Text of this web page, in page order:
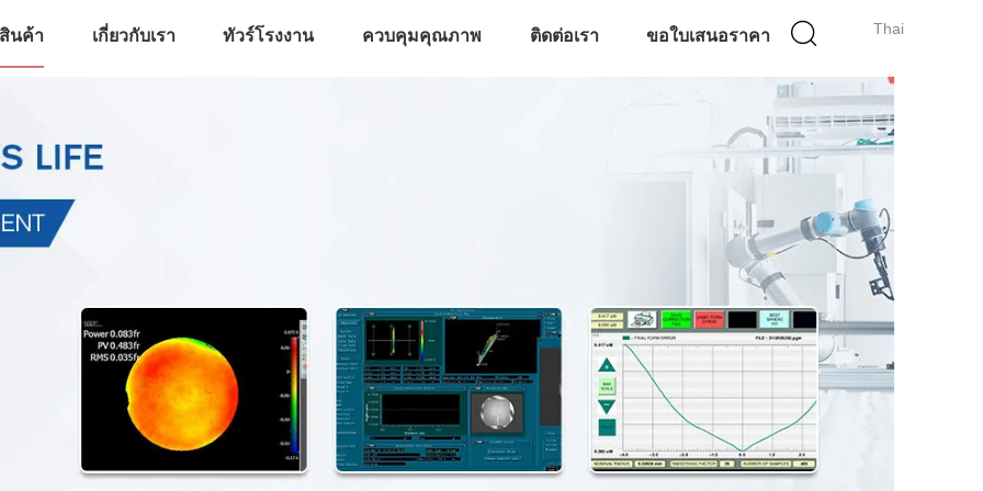
Thai
สินค้า เกี่ยวกับเรา ทัวร์โรงงาน ควบคุมคุณภาพ ติดต่อเรา ขอใบเสนอราคา